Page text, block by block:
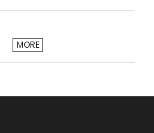
MORE